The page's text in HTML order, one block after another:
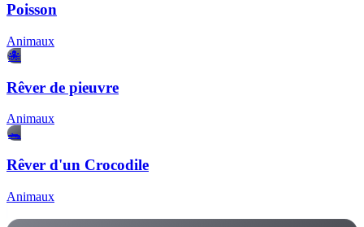
Poisson
Animaux
🐙
Rêver de pieuvre
Animaux
🐊
Rêver d'un Crocodile
Animaux